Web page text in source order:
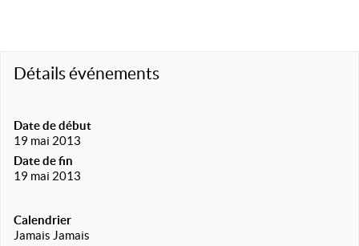
Détails événements
Date de début
19 mai 2013
Date de fin
19 mai 2013
Calendrier
Jamais Jamais